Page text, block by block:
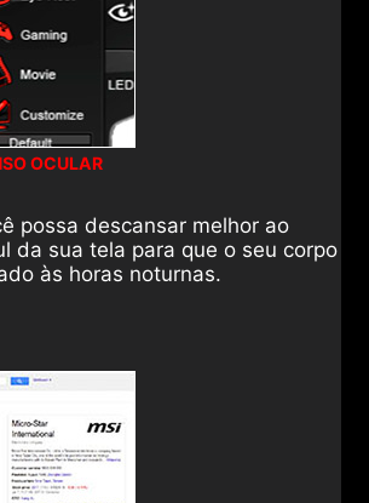
OCULAR
possa descansar melhor ao
da sua tela para que o seu corpo
às horas noturnas.